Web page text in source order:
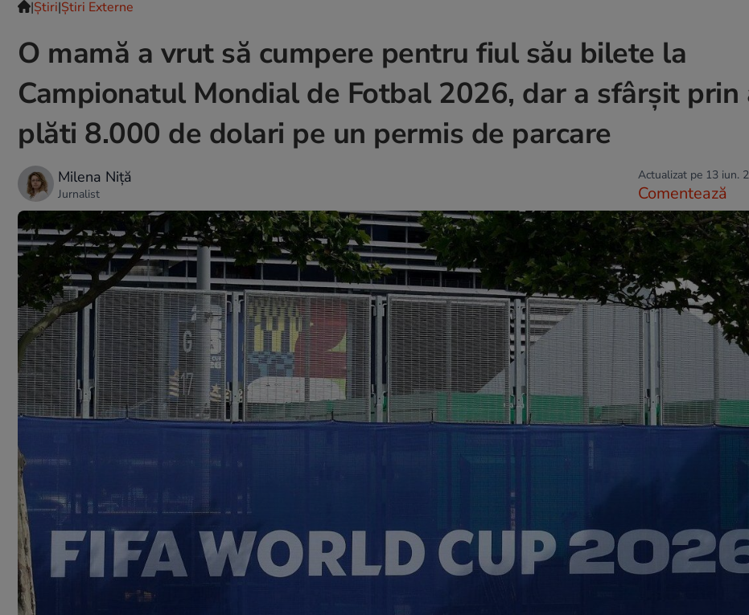
|Ştiri|Știri Externe
O mamă a vrut să cumpere pentru fiul său bilete la
Campionatul Mondial de Fotbal 2026, dar a sfârșit prin
plăti 8.000 de dolari pe un permis de parcare
Milena Niță
Jurnalist
Actualizat pe 13 iun.
Comentează